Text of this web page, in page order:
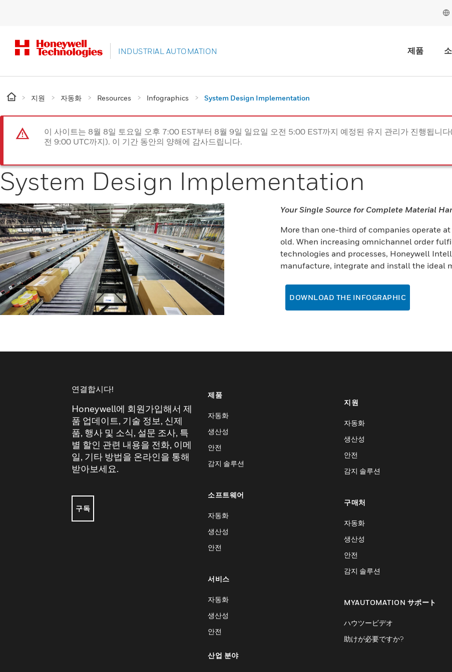
INDUSTRIAL AUTOMATION 제품
지원 자동화 Resources Infographics System Design Implementation
이 사이트는 8월 8일 토요일 오후 7:00 EST부터 8월 9일 일요일 오전 5:00 EST까지 예정된 유지 관리가 진행됩니
전 9:00 UTC까지). 이 기간 동안의 양해에 감사드립니다.
System Design Implementation
Your Single Source for Complete Material
More than one-third of companies operate
old. When increasing omnichannel order
technologies and processes, Honeywell
manufacture, integrate and install the ideal
DOWNLOAD THE INFOGRAPHIC
연결합시다!
Honeywell에 회원가입해서 제
품 업데이트, 기술 정보, 신제
품, 행사 및 소식, 설문 조사, 특
별 할인 관련 내용을 전화, 이메
일, 기타 방법을 온라인을 통해
받아보세요.
구독
제품
자동화
생산성
안전
감지 솔루션
소프트웨어
자동화
생산성
안전
서비스
자동화
생산성
안전
산업 분야
지원
자동화
생산성
안전
감지 솔루션
구매처
자동화
생산성
안전
감지 솔루션
MYAUTOMATION サポート
ハウツービデオ
助けが必要ですか?